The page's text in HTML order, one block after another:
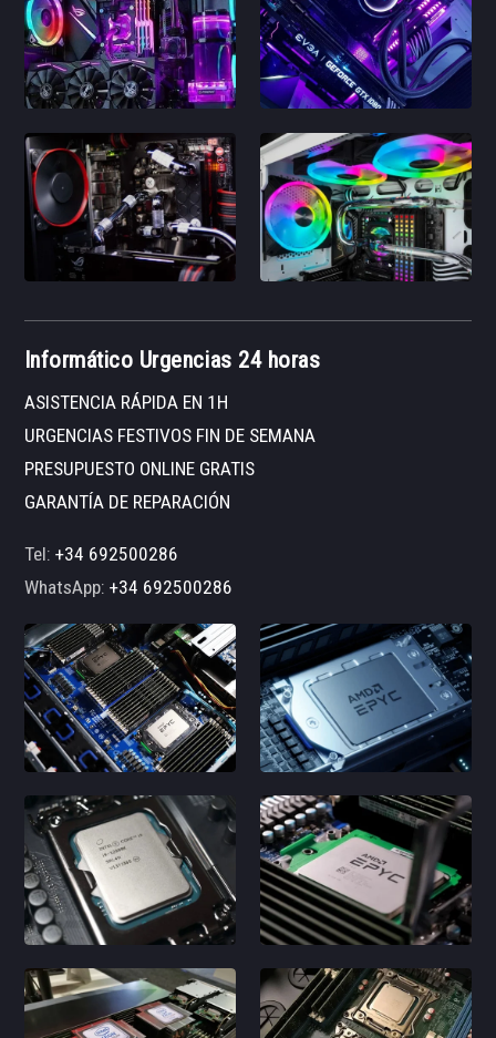
Informático Urgencias 24 horas
ASISTENCIA RÁPIDA EN 1H
URGENCIAS FESTIVOS FIN DE SEMANA
PRESUPUESTO ONLINE GRATIS
GARANTÍA DE REPARACIÓN
Tel:+34 692500286
WhatsApp:+34 692500286